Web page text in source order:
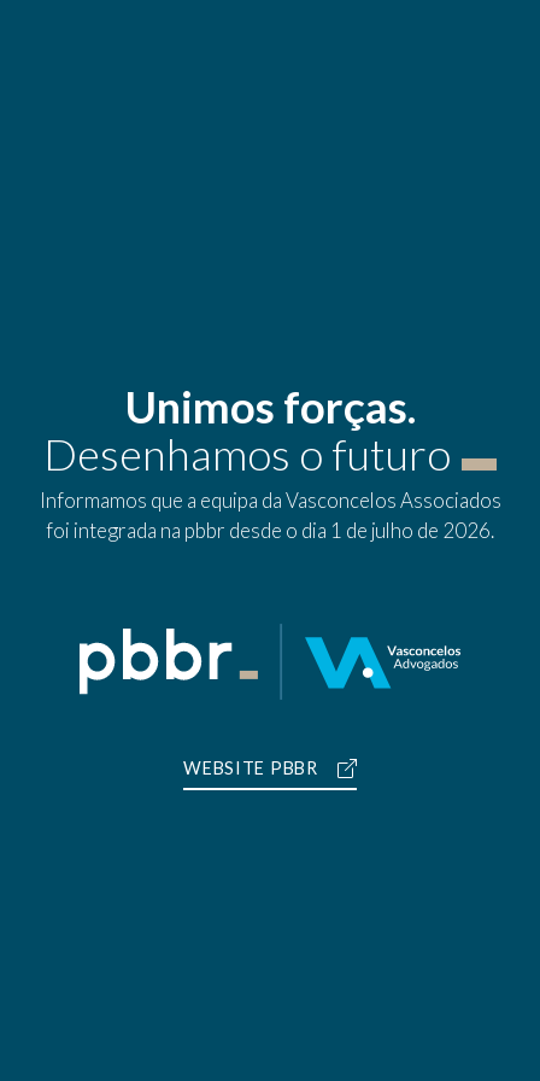
Unimos forças.
Desenhamos o futuro
Informamos que a equipa da Vasconcelos Associados
foi integrada na pbbr desde o dia 1 de julho de 2026.
WEBSITE PBBR